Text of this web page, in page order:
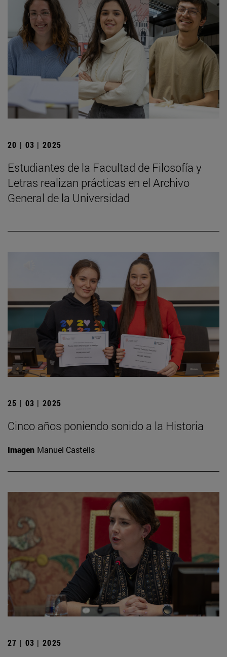
20 | 03 | 2025
Estudiantes de la Facultad de Filosofía y
Letras realizan prácticas en el Archivo
General de la Universidad
25 | 03 | 2025
Cinco años poniendo sonido a la Historia
Imagen Manuel Castells
27 | 03 | 2025